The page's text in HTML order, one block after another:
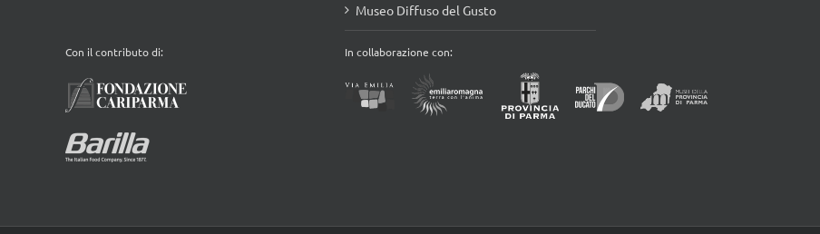
Museo del Culatello
Museo del Tartufo di Fragno